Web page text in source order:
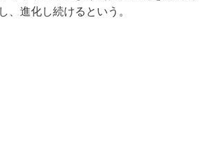
、進化し続けるという。